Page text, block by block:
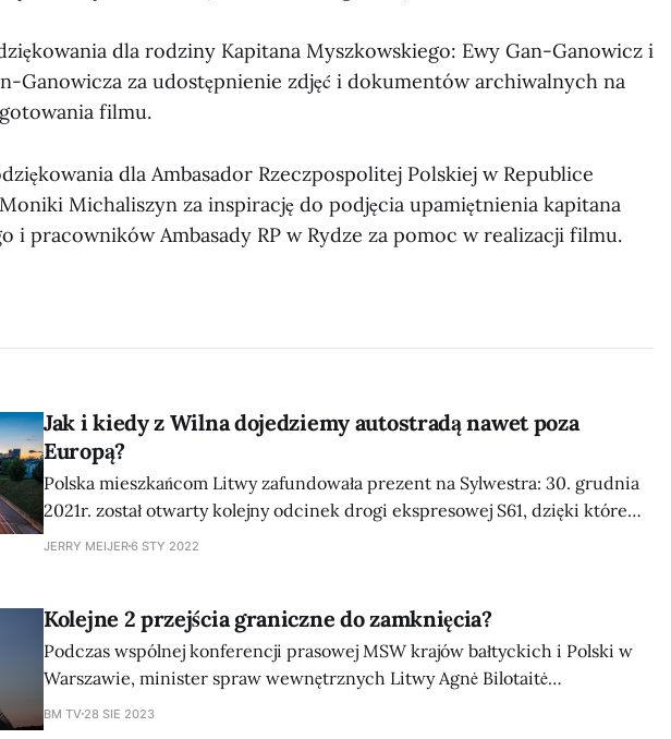
dla rodziny Kapitana Myszkowskiego: Ewy Gan-Ganowicz i
Ganowicza za udostępnienie zdjęć i dokumentów archiwalnych na
filmu.
dla Ambasador Rzeczpospolitej Polskiej w Republice
Michaliszyn za inspirację do podjęcia upamiętnienia kapitana
i pracowników Ambasady RP w Rydze za pomoc w realizacji filmu.
Jak i kiedy z Wilna dojedziemy autostradą nawet poza
Europą?
Polska mieszkańcom Litwy zafundowała prezent na Sylwestra: 30. grudnia
2021r. został otwarty kolejny odcinek drogi ekspresowej S61, dzięki któremu
szybciej i bezpieczniej dojedziemy z Litwy dojedziemy do Ełku, na
JERRY MEIJER6 STY 2022
Kolejne 2 przejścia graniczne do zamknięcia?
Podczas wspólnej konferencji prasowej MSW krajów bałtyckich i Polski w
Warszawie, minister spraw wewnętrznych Litwy Agnė Bilotaitė
zapowiedziała propozycję zamknięcia 2 kolejnych przejść granicznych z
BM TV 28 SIE 2023